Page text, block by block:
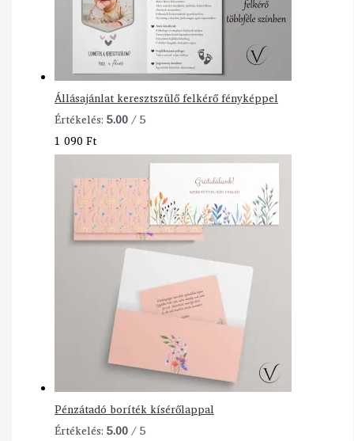
Állásajánlat keresztszülő felkérő fényképpel
Értékelés:5.00/ 5
1 090Ft
Pénzátadó boríték kísérőlappal
Értékelés:5.00/ 5